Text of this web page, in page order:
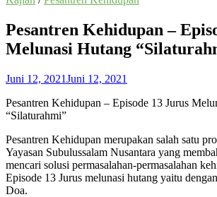
Pesantren Kehidupan –
Melunasi Hutang
Juni 12, 2021Juni 12, 2021
Pesantren Kehidupan – Episode 13 Jurus
“Silaturahmi”
Pesantren Kehidupan merupakan salah satu
Yayasan Subulussalam Nusantara yang
mencari solusi permasalahan-permasalahan
Episode 13 Jurus melunasi hutang yaitu
Doa.